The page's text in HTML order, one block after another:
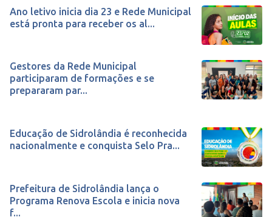
Ano letivo inicia dia 23 e Rede Municipal
está pronta para receber os al...
Gestores da Rede Municipal
participaram de formações e se
prepararam par...
Educação de Sidrolândia é reconhecida
nacionalmente e conquista Selo Pra...
Prefeitura de Sidrolândia lança o
Programa Renova Escola e inicia nova
f...